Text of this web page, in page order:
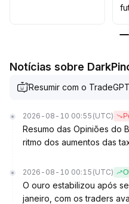
deve-se encerrar
aumentar as posições
Notícias sobre
Resumir com o TradeGPT
2026-08-10 00:55 (UTC)
Resumo das Opiniões do
ritmo dos aumentos das
2026-08-10 00:15 (UTC)
O ouro estabilizou após
janeiro, com os traders